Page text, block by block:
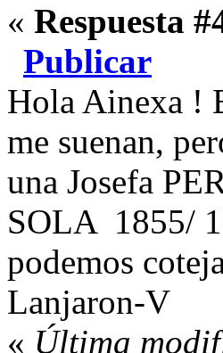
« Respuesta
Publicar
Hola Ainexa !
me suenan,
una Josefa
SOLA 1855/
podemos
Lanjaron-V
« Última